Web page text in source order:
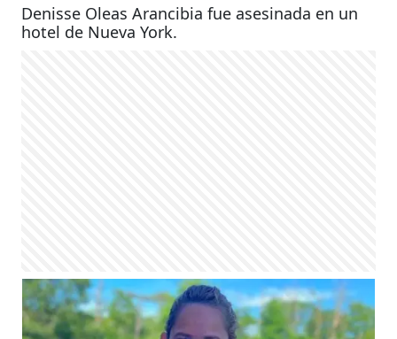
Denisse Oleas Arancibia fue asesinada en un
hotel de Nueva York.